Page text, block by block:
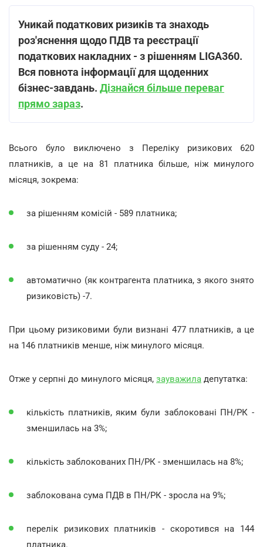
Уникай податкових ризиків та знаходь
роз'яснення щодо ПДВ та реєстрації
податкових накладних - з рішенням LIGA360.
Вся повнота інформації для щоденних
бізнес-завдань. Дізнайся більше переваг
прямо зараз.
Всього було виключено з Переліку ризикових 620
платників, а це на 81 платника більше, ніж минулого
місяця, зокрема:
за рішенням комісій - 589 платника;
за рішенням суду - 24;
автоматично (як контрагента платника, з якого знято
ризиковість) -7.
При цьому ризиковими були визнані 477 платників, а це
на 146 платників менше, ніж минулого місяця.
Отже у серпні до минулого місяця, зауважила депутатка:
кількість платників, яким були заблоковані ПН/РК -
зменшилась на 3%;
кількість заблокованих ПН/РК - зменшилась на 8%;
заблокована сума ПДВ в ПН/РК - зросла на 9%;
перелік ризикових платників - скоротився на 144
платника.